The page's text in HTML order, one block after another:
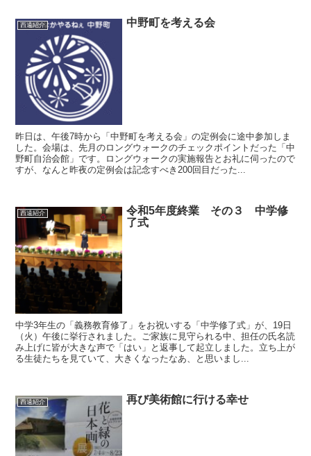
西遠紹介 中野町を考える会
昨日は、午後7時から「中野町を考える会」の定例会に途中参加しま
した。会場は、先月のロングウォークのチェックポイントだった「中
野町自治会館」です。ロングウォークの実施報告とお礼に伺ったので
すが、なんと昨夜の定例会は記念すべき200回目だった...
西遠紹介
令和5年度終業 その３ 中学修
了式
中学3年生の「義務教育修了」をお祝いする「中学修了式」が、19日
（火）午後に挙行されました。ご家族に見守られる中、担任の氏名読
み上げに皆が大きな声で「はい」と返事して起立しました。立ち上が
る生徒たちを見ていて、大きくなったなあ、と思いまし...
西遠紹介 再び美術館に行ける幸せ